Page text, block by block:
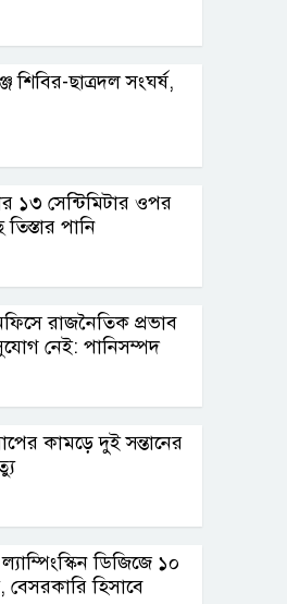
শিবির-ছাত্রদল সংঘর্ষ,
১৩ সেন্টিমিটার ওপর
পানি
রাজনৈতিক প্রভাব
নেই: পানিসম্পদ
কামড়ে দুই সন্তানের
ডিজিজে ১০
হিসাবে